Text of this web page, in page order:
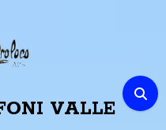
VALLE